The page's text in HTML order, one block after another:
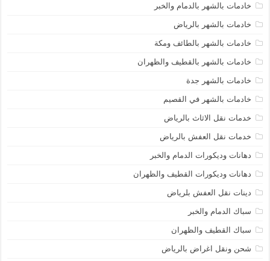
خادمات بالشهر بالدمام والخبر
خادمات بالشهر بالرياض
خادمات بالشهر بالطائف ومكة
خادمات بالشهر بالقطيف والظهران
خادمات بالشهر جدة
خادمات بالشهر في القصيم
خدمات نقل الاثاث بالرياض
خدمات نقل العفش بالرياض
دهانات وديكورات الدمام والخبر
دهانات وديكورات القطيف والظهران
دينات نقل العفش بلرياض
سباك الدمام والخبر
سباك القطيف والظهران
شحن ونقل اغراض بالرياض